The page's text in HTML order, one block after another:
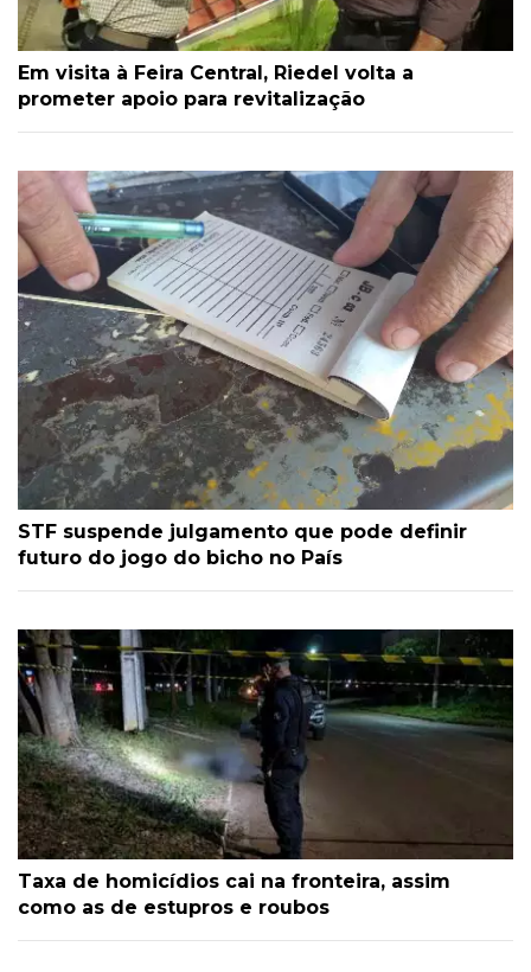
Em visita à Feira Central, Riedel volta a
prometer apoio para revitalização
STF suspende julgamento que pode definir
futuro do jogo do bicho no País
Taxa de homicídios cai na fronteira, assim
como as de estupros e roubos